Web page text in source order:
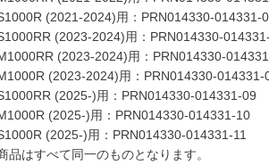
(2021-2024)用：PRN014330-014331-
(2023-2024)用：PRN014330-
(2023-2024)用：PRN014330-
(2023-2024)用：PRN014330-014331-
(2025-)用：PRN014330-014331-09
(2025-)用：PRN014330-014331-10
(2025-)用：PRN014330-014331-11
品はすべて同一のものとなります。